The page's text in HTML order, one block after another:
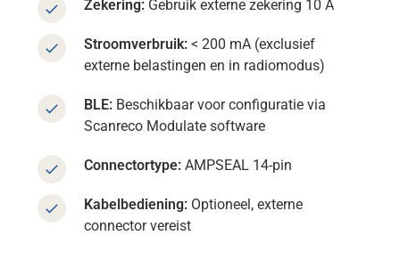
Zekering: Gebruik externe zekering 10 A
Stroomverbruik: < 200 mA (exclusief
externe belastingen en in radiomodus)
BLE: Beschikbaar voor configuratie via
Scanreco Modulate software
Connectortype: AMPSEAL 14-pin
Kabelbediening: Optioneel, externe
connector vereist